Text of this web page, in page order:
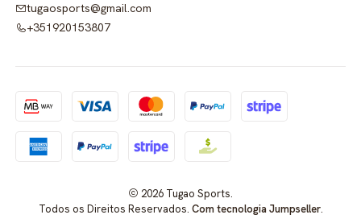
tugaosports@gmail.com
+351920153807
2026 Tugao Sports.
Todos os Direitos Reservados. Com tecnologia Jumpseller.